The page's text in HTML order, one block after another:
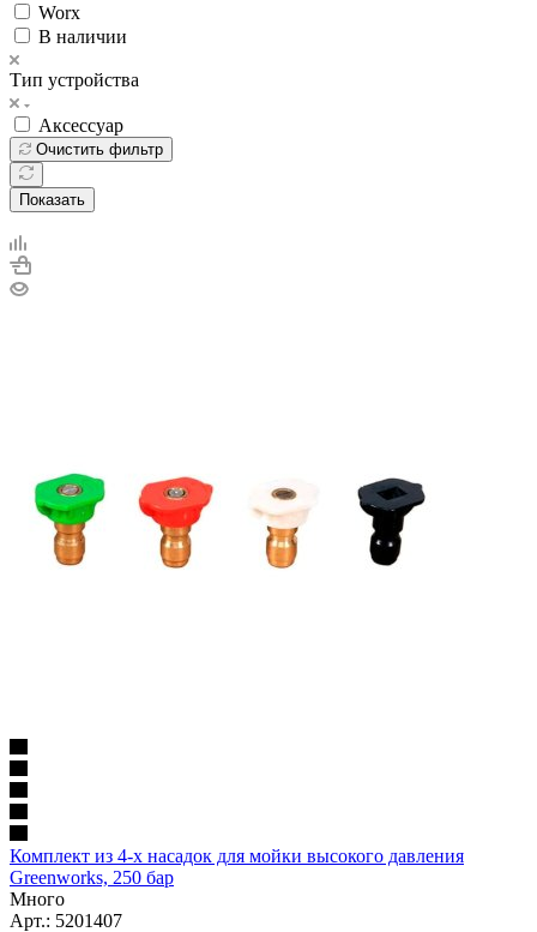
Worx
В наличии
Тип устройства
Аксессуар
Очистить фильтр
Показать
Комплект из 4-х насадок для мойки высокого давления
Greenworks, 250 бар
Много
Арт.: 5201407